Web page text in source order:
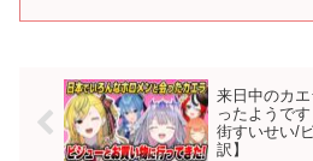
来日中のカ
ったようで
街すいせい/
訳】